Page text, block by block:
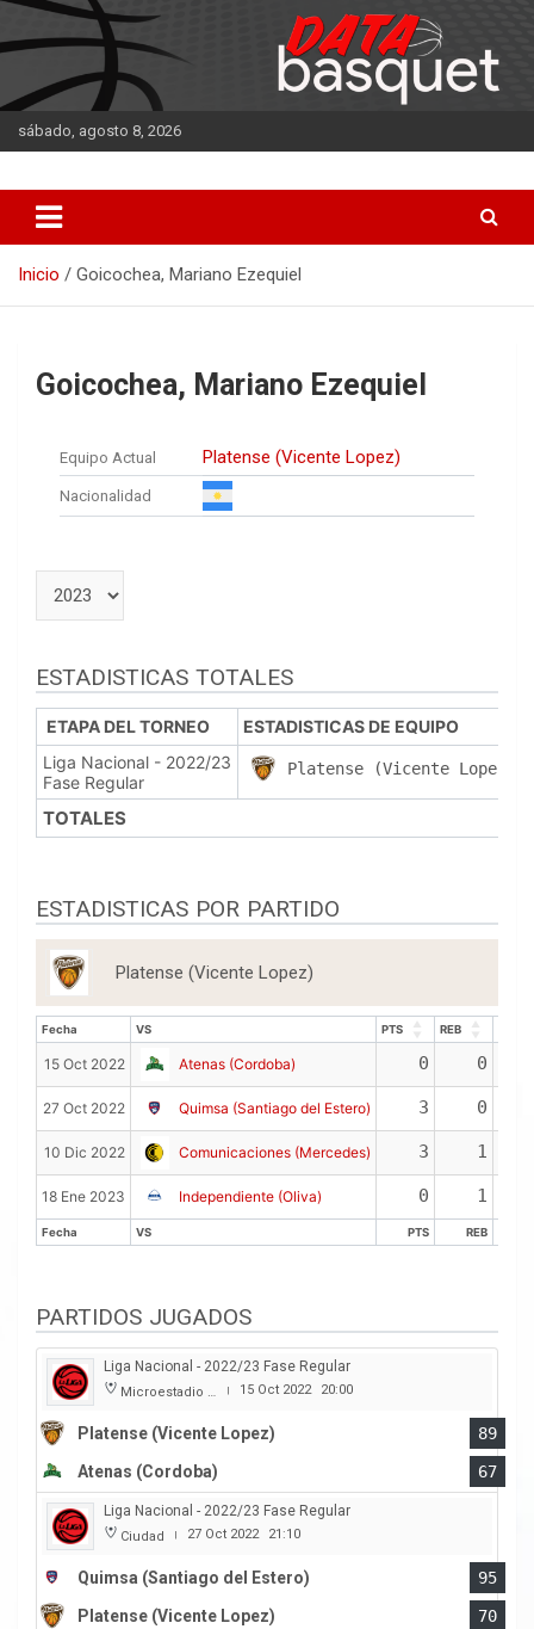
Saltar
al
contenido
sábado, agosto 8, 2026
DATA Basquet
Inicio Goicochea, Mariano Ezequiel
Goicochea, Mariano Ezequiel
Equipo Actual Platense (Vicente Lopez)
Nacionalidad
ESTADISTICAS TOTALES
ETAPA DEL TORNEO ESTADISTICAS DE EQUIPO
Liga Nacional - 2022/23
Fase Regular
Platense (Vicente Lopez)
TOTALES
ESTADISTICAS POR PARTIDO
Platense (Vicente Lopez)
Fecha VS PTS REB
Fecha VS PTS REB
15 Oct 2022 Atenas (Cordoba) 0 0
27 Oct 2022 Quimsa (Santiago del Estero) 3 0
10 Dic 2022 Comunicaciones (Mercedes) 3 1
18 Ene 2023 Independiente (Oliva) 0 1
Fecha VS PTS REB
PARTIDOS JUGADOS
Liga Nacional - 2022/23 Fase Regular
Microestadio Ciudad de Vicente Lopez | 15 Oct 2022 20:00
Platense (Vicente Lopez)
89
Atenas (Cordoba)
67
Liga Nacional - 2022/23 Fase Regular
Ciudad | 27 Oct 2022 21:10
Quimsa (Santiago del Estero)
95
Platense (Vicente Lopez)
70